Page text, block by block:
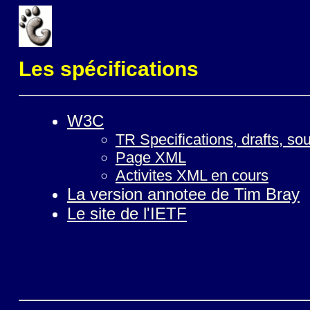
Les spécifications
W3C
TR Specifications, drafts,
Page XML
Activites XML en cours
La version annotee de Tim Bray
Le site de l'IETF